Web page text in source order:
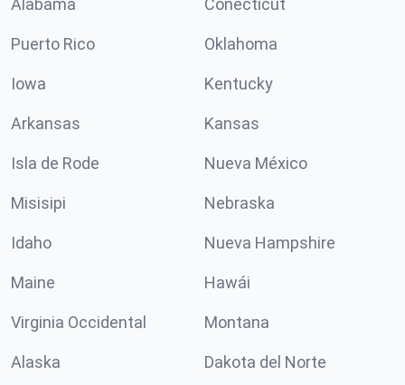
Alabama Conécticut
Puerto Rico Oklahoma
Iowa Kentucky
Arkansas Kansas
Isla de Rode Nueva México
Misisipi Nebraska
Idaho Nueva Hampshire
Maine Hawái
Virginia Occidental Montana
Alaska Dakota del Norte